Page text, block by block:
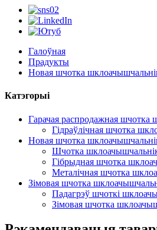
Галоўная
Прадукты
Новая шчотка
Катэгорыі
Гарачая распродажная шчотка
Гідраўлічная шчотка
Новая шчотка
Шчотка
Гібрыдная шчотка
Металічная шчотка
Зімовая шчотка
Падагрэў шчоткі
Зімовая шчотка